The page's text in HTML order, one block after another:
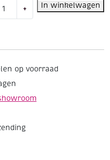
+ In winkelwagen
op voorraad